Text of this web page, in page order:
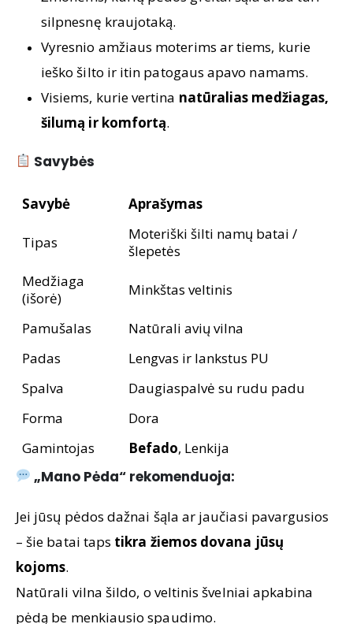
silpnesnę kraujotaką.
Vyresnio amžiaus moterims ar tiems, kurie
ieško šilto ir itin patogaus apavo namams.
Visiems, kurie vertina natūralias medžiagas,
šilumą ir komfortą.
Savybės
Savybė Aprašymas
Tipas
Moteriški šilti namų batai /
šlepetės
Medžiaga
(išorė)
Minkštas veltinis
Pamušalas
Natūrali avių vilna
Padas
Lengvas ir lankstus PU
Spalva
Daugiaspalvė su rudu padu
Forma
Dora
Gamintojas
Befado, Lenkija
„Mano Pėda“ rekomenduoja:
Jei jūsų pėdos dažnai šąla ar jaučiasi pavargusios
– šie batai taps tikra žiemos dovana jūsų
kojoms.
Natūrali vilna šildo, o veltinis švelniai apkabina
pėdą be menkiausio spaudimo.